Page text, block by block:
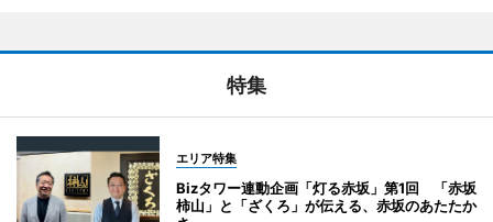
特集
エリア特集
Bizタワー連動企画「灯る赤坂」第1回 「赤坂
柿山」と「ざくろ」が伝える、赤坂のあたたか